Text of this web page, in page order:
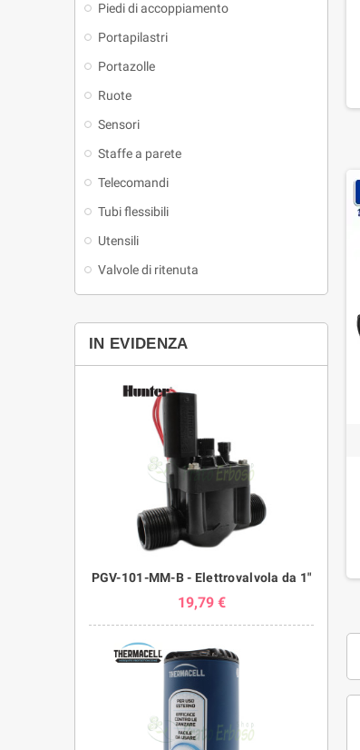
Piedi di accoppiamento
Portapilastri
Portazolle
Ruote
Sensori
Staffe a parete
Telecomandi
Tubi flessibili
Utensili
Valvole di ritenuta
IN EVIDENZA
PGV-101-MM-B - Elettrovalvola da 1"
19,79 €